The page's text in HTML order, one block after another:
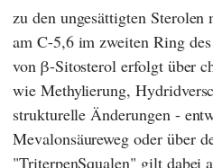
zu den ungesättigten
am C-5,6 im zweiten Ring
von β-Sitosterol erfolgt über
wie Methylierung,
strukturelle Änderungen -
Mevalonsäureweg oder über
"TriterpenSqualen" gilt dabei